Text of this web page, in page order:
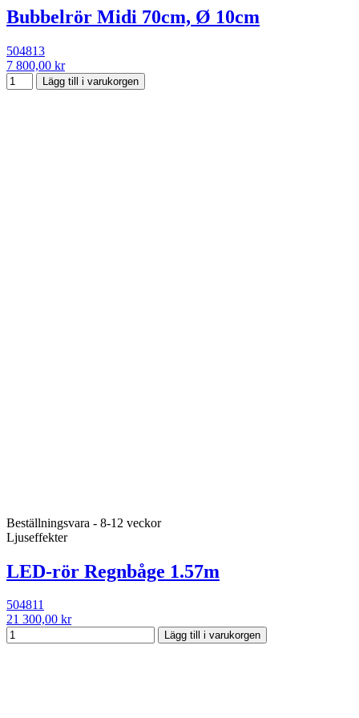
Bubbelrör Midi 70cm, Ø 10cm
504813
7 800,00 kr
Lägg till i varukorgen
Beställningsvara - 8-12 veckor
Ljuseffekter
LED-rör Regnbåge 1.57m
504811
21 300,00 kr
Lägg till i varukorgen